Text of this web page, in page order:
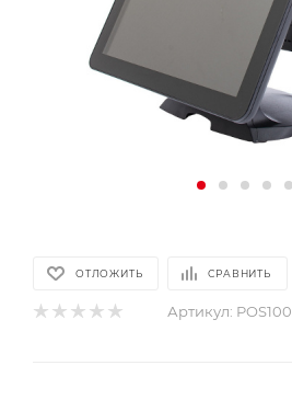
ОТЛОЖИТЬ СРАВНИТЬ
Артикул: POS100